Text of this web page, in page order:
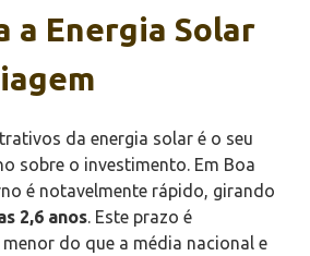
a Energia Solar
da energia solar é o seu
sobre o investimento. Em Boa
é notavelmente rápido, girando
2,6 anos . Este prazo é
do que a média nacional e